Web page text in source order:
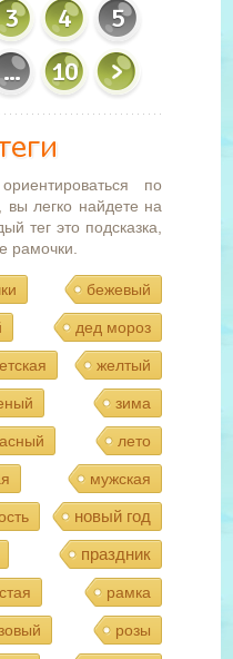
3 4
5
... 10
по
вы легко найдете на
тег это подсказка,
рамочки.
бежевый
дед мороз
желтый
зима
лето
мужская
новый год
праздник
рамка
розы